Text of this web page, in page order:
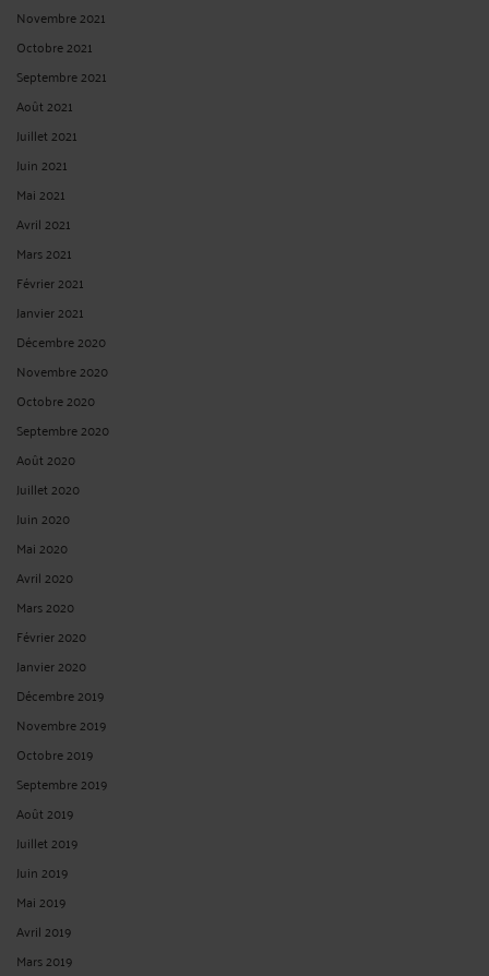
Novembre 2021
Octobre 2021
Septembre 2021
Août 2021
Juillet 2021
Juin 2021
Mai 2021
Avril 2021
Mars 2021
Février 2021
Janvier 2021
Décembre 2020
Novembre 2020
Octobre 2020
Septembre 2020
Août 2020
Juillet 2020
Juin 2020
Mai 2020
Avril 2020
Mars 2020
Février 2020
Janvier 2020
Décembre 2019
Novembre 2019
Octobre 2019
Septembre 2019
Août 2019
Juillet 2019
Juin 2019
Mai 2019
Avril 2019
Mars 2019